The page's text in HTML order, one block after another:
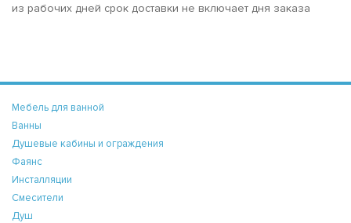
из рабочих дней срок доставки не включает дня заказа
Мебель для ванной
Ванны
Душевые кабины и ограждения
Фаянс
Инсталляции
Смесители
Душ